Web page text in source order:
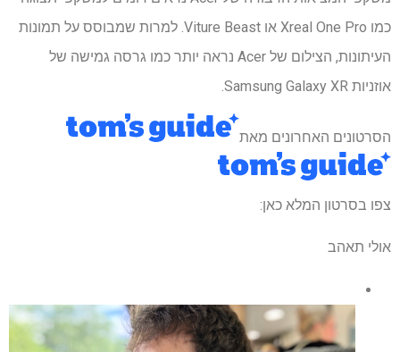
כמו Xreal One Pro או Viture Beast. למרות שמבוסס על תמונות
העיתונות, הצילום של Acer נראה יותר כמו גרסה גמישה של
אוזניות Samsung Galaxy XR.
הסרטונים האחרונים מאת
צפו בסרטון המלא כאן:
אולי תאהב